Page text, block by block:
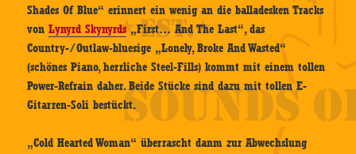
Shades Of Blue“ erinnert ein wenig an die balladesken Tracks
vonLynyrd Skynyrds„First… And The Last“, das
Country-/Outlaw-bluesige „Lonely, Broke And Wasted“
(schönes Piano, herrliche Steel-Fills) kommt mit einem tollen
Power-Refrain daher. Beide Stücke sind dazu mit tollen E-
Gitarren-Soli bestückt.
„Cold Hearted Woman“ überrascht danm zur Abwechslung